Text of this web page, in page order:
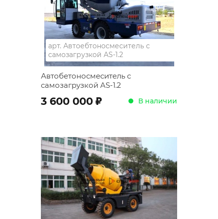
арт. Автоебтоносмеситель с
самозагрузкой AS-1.2
Автобетоносмеситель с
самозагрузкой AS-1.2
3 600 000 ; В наличии